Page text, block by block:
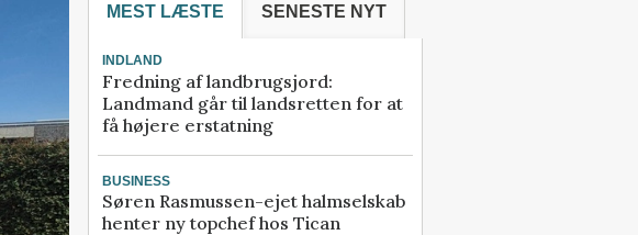
MEST LÆSTE SENESTE NYT
INDLAND
Fredning af landbrugsjord:
Landmand går til landsretten for at
få højere erstatning
BUSINESS
Søren Rasmussen-ejet halmselskab
henter ny topchef hos Tican